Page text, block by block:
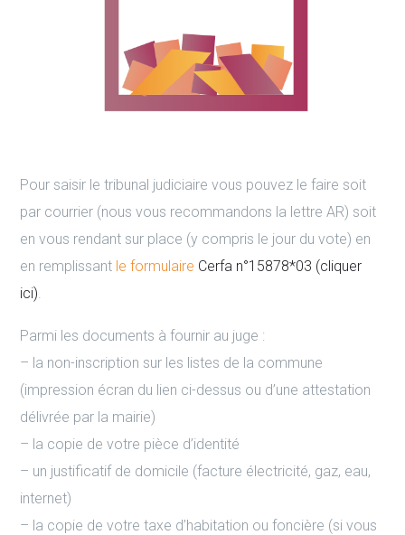
Pour saisir le tribunal judiciaire vous pouvez le faire soit
par courrier (nous vous recommandons la lettre AR) soit
en vous rendant sur place (y compris le jour du vote) en
en remplissant le formulaire Cerfa n°15878*03 (cliquer
ici).
Parmi les documents à fournir au juge :
– la non-inscription sur les listes de la commune
(impression écran du lien ci-dessus ou d’une attestation
délivrée par la mairie)
– la copie de votre pièce d’identité
– un justificatif de domicile (facture électricité, gaz, eau,
internet)
– la copie de votre taxe d’habitation ou foncière (si vous